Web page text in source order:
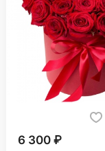
6 300 ₽